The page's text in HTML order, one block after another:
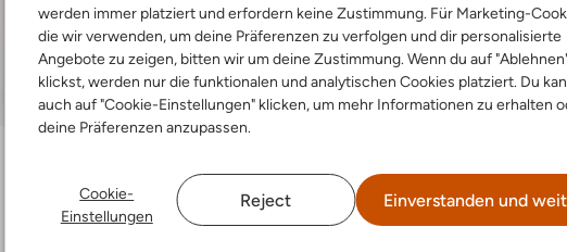
werden immer platziert und erfordern keine Zustimmung. Für Marketing-
die wir verwenden, um deine Präferenzen zu verfolgen und dir personalisierte
Angebote zu zeigen, bitten wir um deine Zustimmung. Wenn du auf
klickst, werden nur die funktionalen und analytischen Cookies platziert. Du
auch auf "Cookie-Einstellungen" klicken, um mehr Informationen zu erhalten
deine Präferenzen anzupassen.
Cookie-
Einstellungen
Reject Einverstanden und
Entdecke den Look Entdecke den Look
Lieferung & Rückgabe